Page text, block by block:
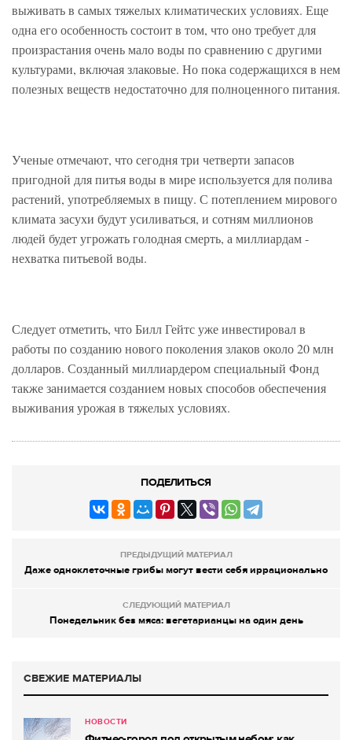
выживать в самых тяжелых климатических условиях. Еще
одна его особенность состоит в том, что оно требует для
произрастания очень мало воды по сравнению с другими
культурами, включая злаковые. Но пока содержащихся в нем
полезных веществ недостаточно для полноценного питания.
Ученые отмечают, что сегодня три четверти запасов
пригодной для питья воды в мире используется для полива
растений, употребляемых в пищу. С потеплением мирового
климата засухи будут усиливаться, и сотням миллионов
людей будет угрожать голодная смерть, а миллиардам -
нехватка питьевой воды.
Следует отметить, что Билл Гейтс уже инвестировал в
работы по созданию нового поколения злаков около 20 млн
долларов. Созданный миллиардером специальный Фонд
также занимается созданием новых способов обеспечения
выживания урожая в тяжелых условиях.
ПОДЕЛИТЬСЯ
ПРЕДЫДУЩИЙ МАТЕРИАЛ
Даже одноклеточные грибы могут вести себя иррационально
СЛЕДУЮЩИЙ МАТЕРИАЛ
Понедельник без мяса: вегетарианцы на один день
СВЕЖИЕ МАТЕРИАЛЫ
НОВОСТИ